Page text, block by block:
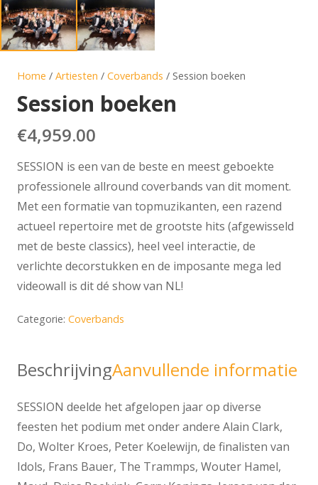
Home / Artiesten / Coverbands / Session boeken
Session boeken
€4,959.00
SESSION is een van de beste en meest geboekte
professionele allround coverbands van dit moment.
Met een formatie van topmuzikanten, een razend
actueel repertoire met de grootste hits (afgewisseld
met de beste classics), heel veel interactie, de
verlichte decorstukken en de imposante mega led
videowall is dit dé show van NL!
Categorie: Coverbands
BeschrijvingAanvullende informatie
SESSION deelde het afgelopen jaar op diverse
feesten het podium met onder andere Alain Clark,
Do, Wolter Kroes, Peter Koelewijn, de finalisten van
Idols, Frans Bauer, The Trammps, Wouter Hamel,